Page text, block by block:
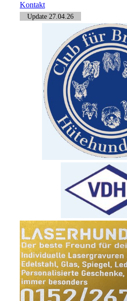
Kontakt
Update 27.04.26